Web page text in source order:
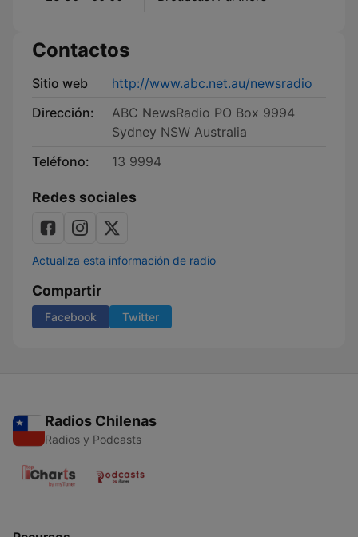
Contactos
Sitio web
http://www.abc.net.au/newsradio
Dirección:
ABC NewsRadio PO Box 9994
Sydney NSW Australia
Teléfono:
13 9994
Redes sociales
Actualiza esta información de radio
Compartir
Facebook Twitter
Radios Chilenas
Radios y Podcasts